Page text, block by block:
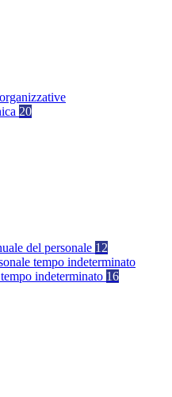
20
del personale 12
tempo indeterminato
indeterminato 16